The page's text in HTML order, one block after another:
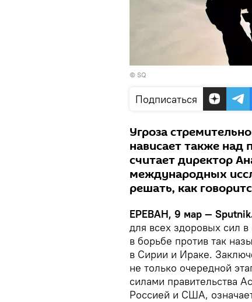
© SQ
Подписаться
Угроза
нависает также над
считает директор
международных
решать, как
ЕРЕВАН, 9 мар —
для всех здоровых сил
в борьбе против так
в Сирии и Ираке.
не только очередной
силами правительства
Россией и США,